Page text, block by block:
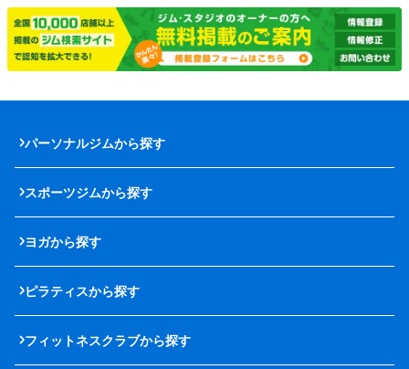
パーソナルジムから探す
スポーツジムから探す
ヨガから探す
ピラティスから探す
フィットネスクラブから探す